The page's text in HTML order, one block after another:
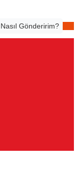
Nasıl Gönderirim?